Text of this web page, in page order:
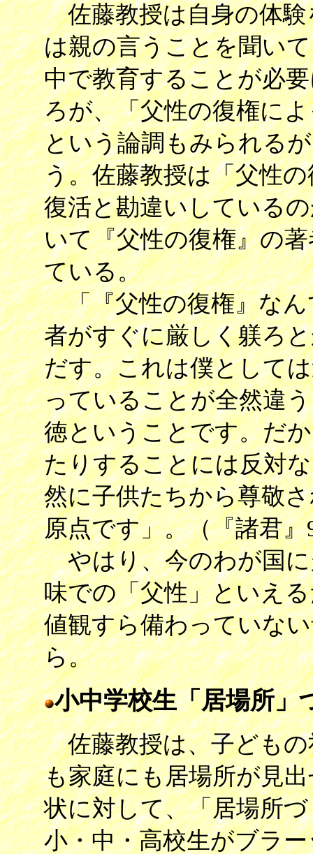
佐藤教授は自身の体験
は親の言うことを聞い
中で教育することが必
ろが、「父性の復権に
という論調もみられる
う。佐藤教授は「父性
復活と勘違いしている
いて『父性の復権』の
ている。
「『父性の復権』なん
者がすぐに厳しく躾ろ
だす。これは僕として
っていることが全然違
徳ということです。だ
たりすることには反対
然に子供たちから尊敬
原点です」。（『諸君』
やはり、今のわが国に
味での「父性」といえ
値観すら備わっていな
ら。
小中学校生「居場所」
佐藤教授は、子どもの
も家庭にも居場所が見
状に対して、「居場所
小・中・高校生がブラ